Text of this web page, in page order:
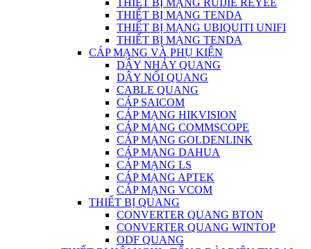
THIẾT BỊ MẠNG RUIJIE REYEE
THIẾT BỊ MẠNG TENDA
THIẾT BỊ MẠNG UBIQUITI UNIFI
THIẾT BỊ MẠNG TENDA
CÁP MẠNG VÀ PHỤ KIỆN
DÂY NHẢY QUANG
DÂY NỐI QUANG
CABLE QUANG
CÁP SAICOM
CÁP MẠNG HIKVISION
CÁP MẠNG COMMSCOPE
CÁP MẠNG GOLDENLINK
CÁP MẠNG DAHUA
CÁP MẠNG LS
CÁP MẠNG APTEK
CÁP MẠNG VCOM
THIẾT BỊ QUANG
CONVERTER QUANG BTON
CONVERTER QUANG WINTOP
ODF QUANG